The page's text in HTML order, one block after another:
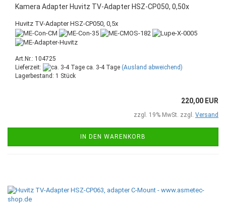
Kamera Adapter Huvitz TV-Adapter HSZ-CP050, 0,50x
Huvitz TV-Adapter HSZ-CP050, 0,5x
Art.Nr.: 104725
Lieferzeit:
ca. 3-4 Tage (Ausland abweichend)
Lagerbestand: 1 Stück
220,00 EUR
zzgl. 19% MwSt. zzgl. Versand
IN DEN WARENKORB